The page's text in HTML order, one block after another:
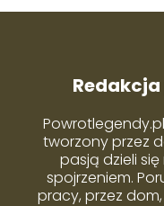
tworzony przez
pasją dzieli
spojrzeniem.
pracy, przez